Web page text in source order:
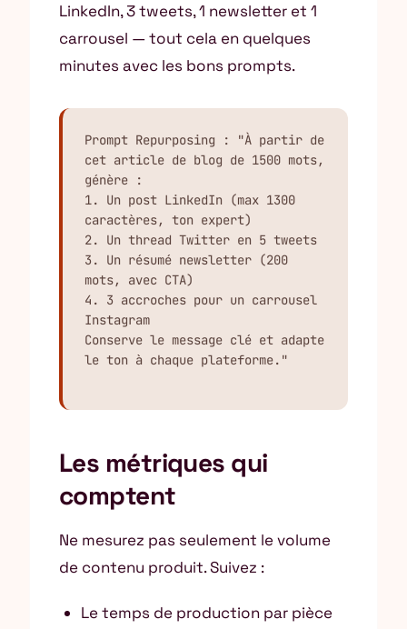
LinkedIn, 3 tweets, 1 newsletter et 1
carrousel — tout cela en quelques
minutes avec les bons prompts.
Prompt Repurposing : "À partir de
cet article de blog de 1500 mots,
génère :
1. Un post LinkedIn (max 1300
caractères, ton expert)
2. Un thread Twitter en 5 tweets
3. Un résumé newsletter (200
mots, avec CTA)
4. 3 accroches pour un carrousel
Instagram
Conserve le message clé et adapte
le ton à chaque plateforme."
Les métriques qui
comptent
Ne mesurez pas seulement le volume
de contenu produit. Suivez :
Le temps de production par pièce